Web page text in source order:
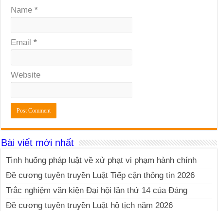
Name*
Email*
Website
Bài viết mới nhất
Tình huống pháp luật về xử phạt vi phạm hành chính
Đề cương tuyên truyền Luật Tiếp cận thông tin 2026
Trắc nghiệm văn kiện Đại hội lần thứ 14 của Đảng
Đề cương tuyên truyền Luật hộ tịch năm 2026